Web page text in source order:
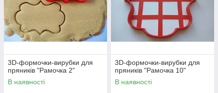
3D-формочки-вирубки для
пряників "Рамочка 2"
В наявності
3D-формочки-вирубки для
пряників "Рамочка 10"
В наявності